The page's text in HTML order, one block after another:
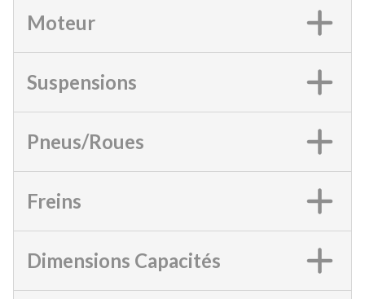
Moteur
Suspensions
Pneus/Roues
Freins
Dimensions Capacités